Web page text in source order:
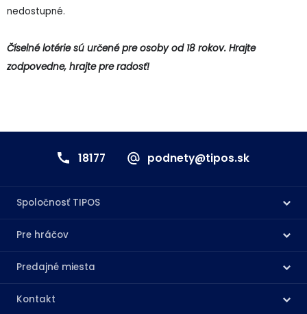
nedostupné.
Číselné lotérie sú určené pre osoby od 18 rokov. Hrajte
zodpovedne, hrajte pre radosť!
18177 podnety@tipos.sk
Spoločnosť TIPOS
Pre hráčov
Predajné miesta
Kontakt